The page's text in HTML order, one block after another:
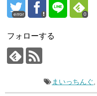
error 0
フォローする
まいっちんぐ